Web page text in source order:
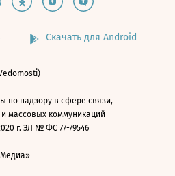
Скачать для Android
по надзору в сфере связи,
массовых коммуникаций
г. ЭЛ № ФС 77-79546
Медиа»